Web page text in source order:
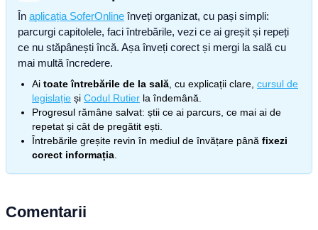
În aplicația SoferOnline înveți organizat, cu pași simpli:
parcurgi capitolele, faci întrebările, vezi ce ai greșit și repeți
ce nu stăpânești încă. Așa înveți corect și mergi la sală cu
mai multă încredere.
Ai toate întrebările de la sală , cu explicații clare, cursul de
legislație și Codul Rutier la îndemână.
Progresul rămâne salvat: știi ce ai parcurs, ce mai ai de
repetat și cât de pregătit ești.
Întrebările greșite revin în mediul de învățare până fixezi
corect informația
Comentarii